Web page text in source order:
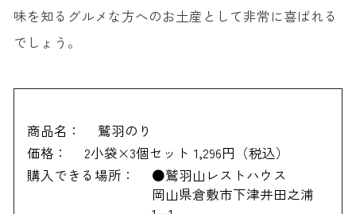
味を知るグルメな方へのお土産として非常に喜ばれる
でしょう。
商品名：
鷲羽のり
価格：
2小袋×3個セット 1,296円（税込）
購入できる場所：
●鷲羽山レストハウス
岡山県倉敷市下津井田之浦